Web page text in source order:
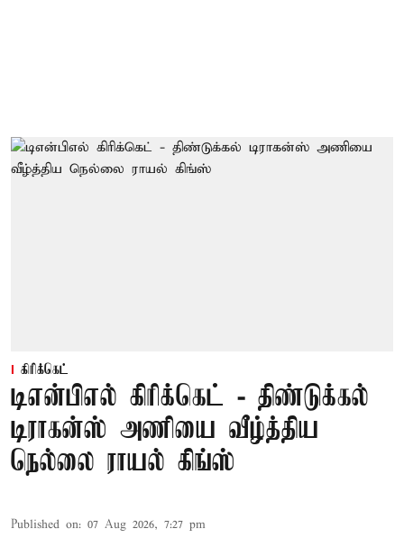
கிரிக்கெட்
டிஎன்பிஎல் கிரிக்கெட் - திண்டுக்கல்
டிராகன்ஸ் அணியை வீழ்த்திய
நெல்லை ராயல் கிங்ஸ்
Published on: 07 Aug 2026, 7:27 pm